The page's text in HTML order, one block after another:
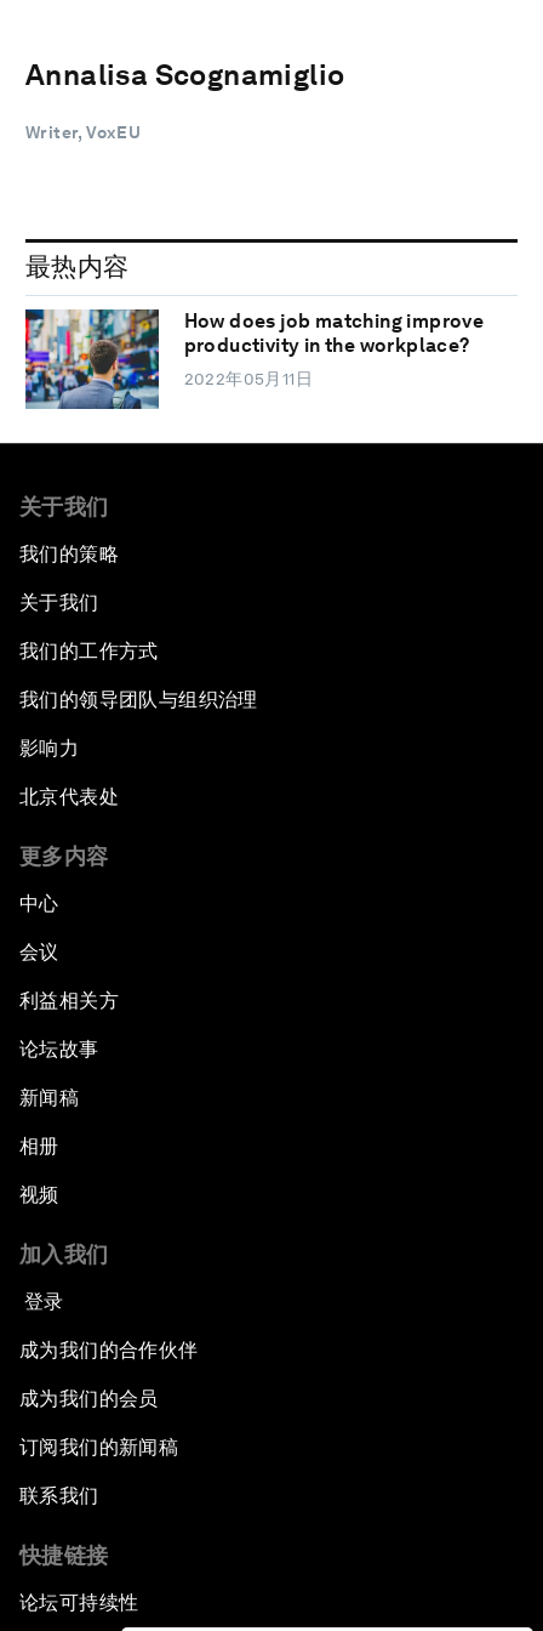
Annalisa Scognamiglio
Writer, VoxEU
最热内容
How does job matching improve
productivity in the workplace?
2022年05月11日
关于我们
我们的策略
关于我们
我们的工作方式
我们的领导团队与组织治理
影响力
北京代表处
更多内容
中心
会议
利益相关方
论坛故事
新闻稿
相册
视频
加入我们
登录
成为我们的合作伙伴
成为我们的会员
订阅我们的新闻稿
联系我们
快捷链接
论坛可持续性